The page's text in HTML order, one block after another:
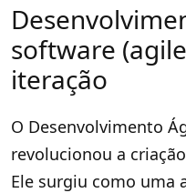
software
iteração
O Desenvolvimento
revolucionou a
Ele surgiu como uma